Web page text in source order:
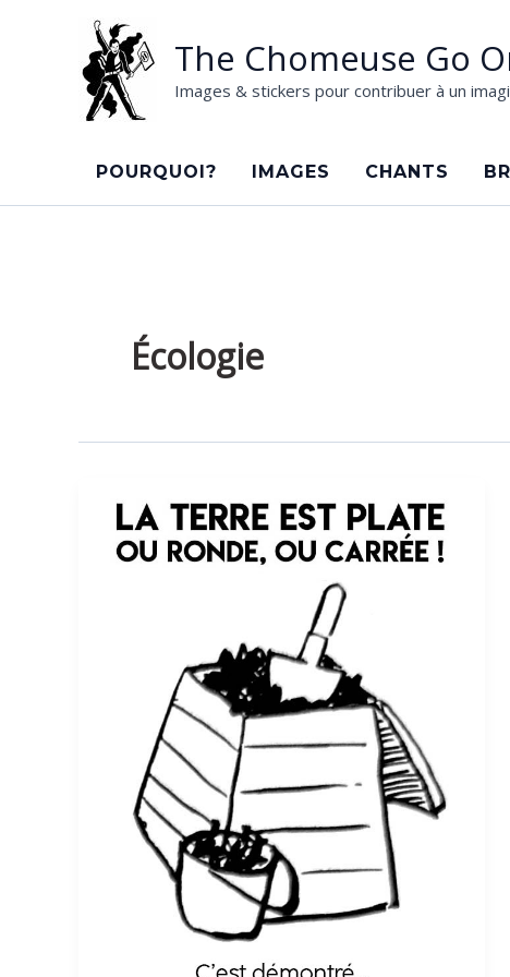
The Chomeuse Go
Images & stickers pour contribuer à un
POURQUOI? IMAGES CHANTS
Écologie